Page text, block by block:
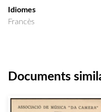
Idiomes
Francès
Documents